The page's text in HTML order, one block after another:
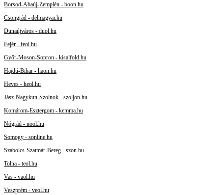
Borsod-Abaúj-Zemplén - boon.hu
Csongrád - delmagyar.hu
Dunaújváros - duol.hu
Fejér - feol.hu
Győr-Moson-Sopron - kisalfold.hu
Hajdú-Bihar - haon.hu
Heves - heol.hu
Jász-Nagykun-Szolnok - szoljon.hu
Komárom-Esztergom - kemma.hu
Nógrád - nool.hu
Somogy - sonline.hu
Szabolcs-Szatmár-Bereg - szon.hu
Tolna - teol.hu
Vas - vaol.hu
Veszprém - veol.hu